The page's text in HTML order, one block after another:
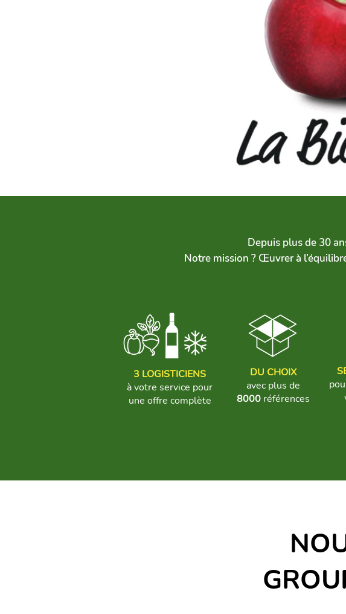
Depuis plus de 30
Notre mission ? Œuvrer à
3 LOGISTICIENS
à votre service pour
une offre complète
DU CHOIX
avec plus de
8000références